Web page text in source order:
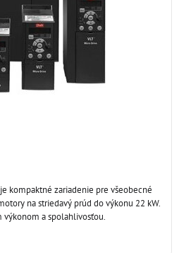
kompaktné zariadenie pre všeobecné
na striedavý prúd do výkonu 22 kW.
a spolahlivosťou.